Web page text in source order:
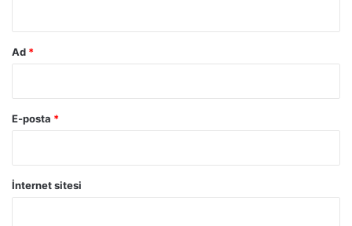
Ad *
E-posta *
İnternet sitesi